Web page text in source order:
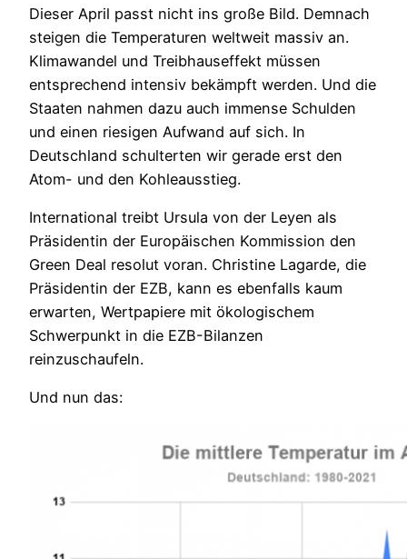
Dieser April passt nicht ins große Bild. Demnach
steigen die Temperaturen weltweit massiv an.
Klimawandel und Treibhauseffekt müssen
entsprechend intensiv bekämpft werden. Und die
Staaten nahmen dazu auch immense Schulden
und einen riesigen Aufwand auf sich. In
Deutschland schulterten wir gerade erst den
Atom- und den Kohleausstieg.
International treibt Ursula von der Leyen als
Präsidentin der Europäischen Kommission den
Green Deal resolut voran. Christine Lagarde, die
Präsidentin der EZB, kann es ebenfalls kaum
erwarten, Wertpapiere mit ökologischem
Schwerpunkt in die EZB-Bilanzen
reinzuschaufeln.
Und nun das: